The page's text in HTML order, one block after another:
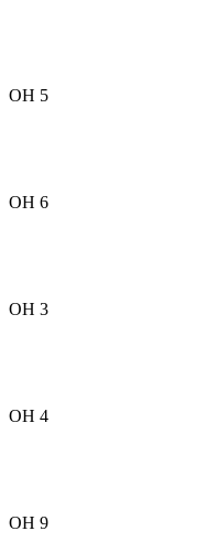
OH 5
OH 6
OH 3
OH 4
OH 9